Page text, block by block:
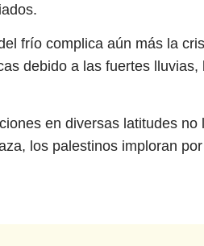
frío complica aún más la
debido a las fuertes
en diversas latitudes
los palestinos imploran